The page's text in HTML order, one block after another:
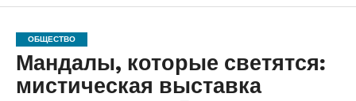
ОБЩЕСТВО
Мандалы, которые светятся:
мистическая выставка